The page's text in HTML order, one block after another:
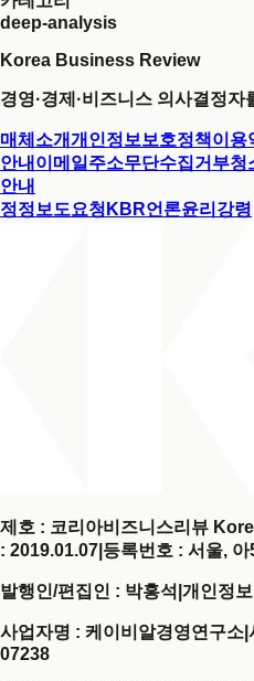
deep-analysis
Korea Business Review
경영·경제·비즈니스 의사결정
매체소개개인정보보호정책이용
안내 이메일주소무단수집거부청
안내
정정보도요청 KBR언론윤리강령
제호 : 코리아비즈니스리뷰
: 2019.01.07 등록번호 : 서울,
발행인/편집인 : 박홍석 개인정
사업자명 : 케이비알경영연구소
07238